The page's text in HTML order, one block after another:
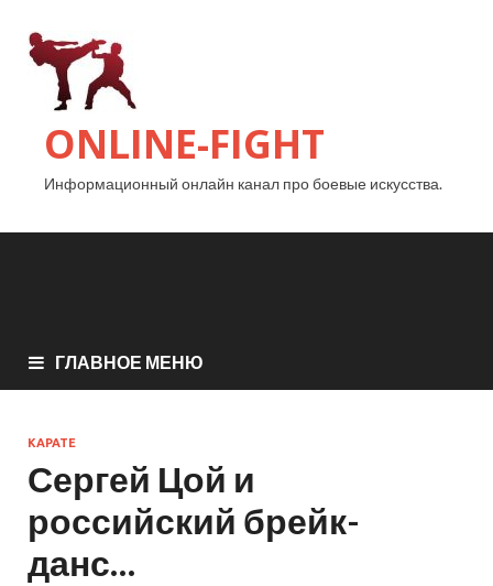
ONLINE-FIGHT
Информационный онлайн канал про боевые искусства.
ГЛАВНОЕ МЕНЮ
КАРАТЕ
Сергей Цой и
российский брейк-
данс…